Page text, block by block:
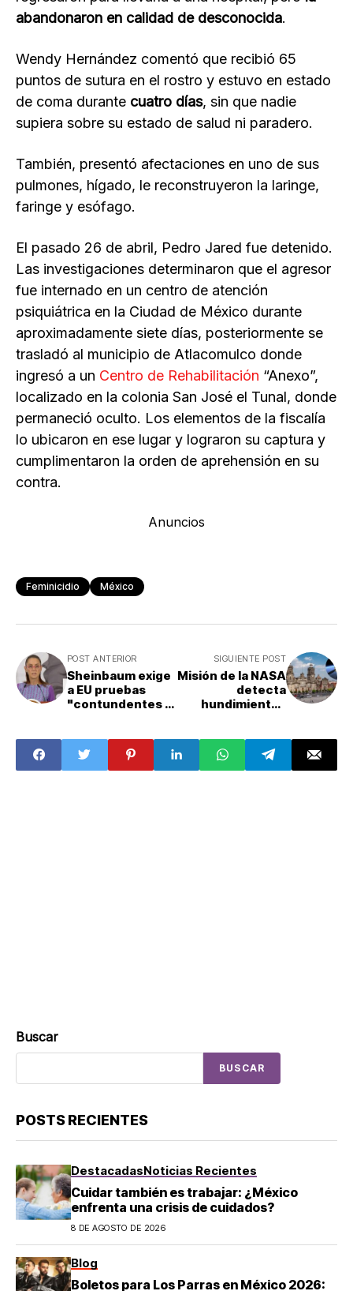
abandonaron en calidad de desconocida.
Wendy Hernández comentó que recibió 65
puntos de sutura en el rostro y estuvo en estado
de coma durante cuatro días, sin que nadie
supiera sobre su estado de salud ni paradero.
También, presentó afectaciones en uno de sus
pulmones, hígado, le reconstruyeron la laringe,
faringe y esófago.
El pasado 26 de abril, Pedro Jared fue detenido.
Las investigaciones determinaron que el agresor
fue internado en un centro de atención
psiquiátrica en la Ciudad de México durante
aproximadamente siete días, posteriormente se
trasladó al municipio de Atlacomulco donde
ingresó a un Centro de Rehabilitación “Anexo”,
localizado en la colonia San José el Tunal, donde
permaneció oculto. Los elementos de la fiscalía
lo ubicaron en ese lugar y lograron su captura y
cumplimentaron la orden de aprehensión en su
contra.
Anuncios
Feminicidio México
POST ANTERIOR
Sheinbaum exige
a EU pruebas
"contundentes e
Rocha; si no las
presenta, el
“objetivo es
SIGUIENTE POST
Misión de la NASA
detecta
hundimientos
Buscar
BUSCAR
POSTS RECIENTES
DestacadasNoticias Recientes
Cuidar también es trabajar: ¿México
enfrenta una crisis de cuidados?
8 DE AGOSTO DE 2026
Blog
Boletos para Los Parras en México 2026: